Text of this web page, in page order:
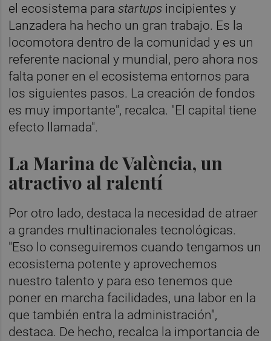
el ecosistema parastartups incipientes y
Lanzadera ha hecho un gran trabajo. Es la
locomotora dentro de la comunidad y es un
referente nacional y mundial, pero ahora nos
falta poner en el ecosistema entornos para
los siguientes pasos. La creación de fondos
es muy importante", recalca. "El capital tiene
efecto llamada".
La Marina de València, un
atractivo al ralentí
Por otro lado, destaca la necesidad de atraer
a grandes multinacionales tecnológicas.
"Eso lo conseguiremos cuando tengamos un
ecosistema potente y aprovechemos
nuestro talento y para eso tenemos que
poner en marcha facilidades, una labor en la
que también entra la administración",
destaca. De hecho, recalca la importancia de